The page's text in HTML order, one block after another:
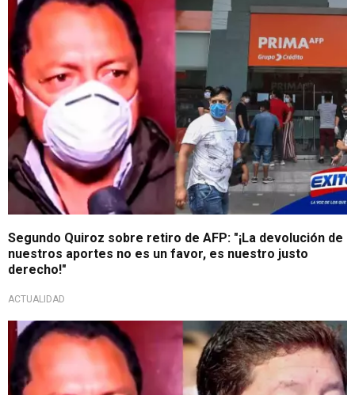
Segundo Quiroz sobre retiro de AFP: "¡La devolución de
nuestros aportes no es un favor, es nuestro justo
derecho!"
ACTUALIDAD